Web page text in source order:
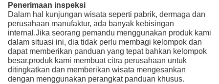
Penerimaan inspeksi
Dalam hal kunjungan wisata seperti pabrik, dermaga dan
perusahaan manufaktur, ada banyak kebisingan
internal.Jika seorang pemandu menggunakan produk kami
dalam situasi ini, dia tidak perlu membagi kelompok dan
dapat memberikan panduan yang tepat bahkan kelompok
besar.produk kami membuat citra perusahaan untuk
ditingkatkan dan memberikan wisata mengesankan
dengan menggunakan perangkat panduan khusus.